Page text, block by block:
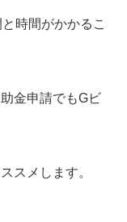
時間がかかるこ
金申請でもGビ
スメします。